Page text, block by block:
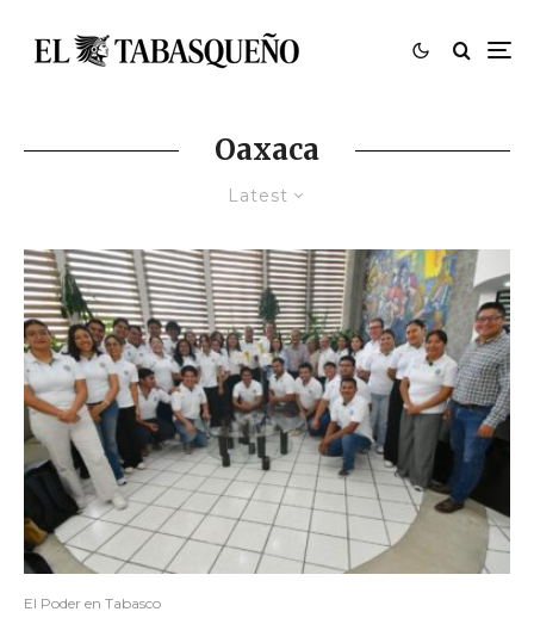
Oaxaca
Latest
El Poder en Tabasco